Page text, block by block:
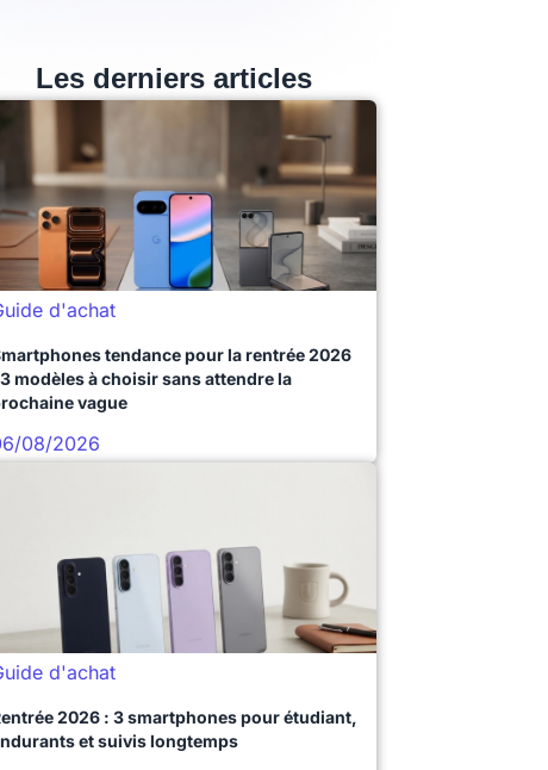
Les derniers articles
d'achat
tendance pour la rentrée 2026
modèles à choisir sans attendre la
vague
08/2026
d'achat
2026 : 3 smartphones pour étudiant,
et suivis longtemps